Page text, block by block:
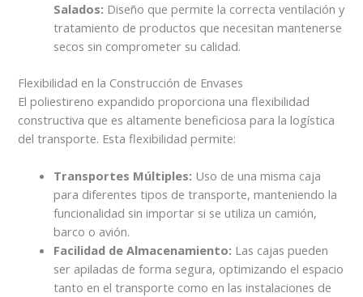
Salados: Diseño que permite la correcta ventilación y
tratamiento de productos que necesitan mantenerse
secos sin comprometer su calidad.
Flexibilidad en la Construcción de Envases
El poliestireno expandido proporciona una flexibilidad
constructiva que es altamente beneficiosa para la logística
del transporte. Esta flexibilidad permite:
Transportes Múltiples: Uso de una misma caja
para diferentes tipos de transporte, manteniendo la
funcionalidad sin importar si se utiliza un camión,
barco o avión.
Facilidad de Almacenamiento: Las cajas pueden
ser apiladas de forma segura, optimizando el espacio
tanto en el transporte como en las instalaciones de